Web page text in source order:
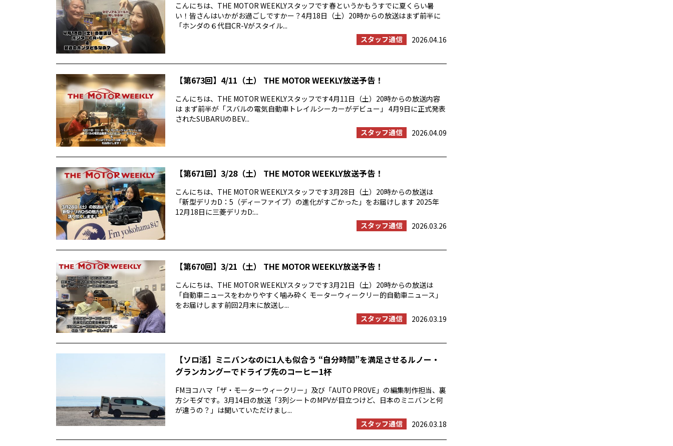
こんにちは、THE MOTOR WEEKLYスタッフです春というかもうすでに夏くらい暑
い！皆さんはいかがお過ごしですかー？4月18日（土）20時からの放送はまず前半に
「ホンダの６代目CR-Vがスタイル...
スタッフ通信
2026.04.16
【第673回】4/11（土） THE MOTOR WEEKLY放送予告！
こんにちは、THE MOTOR WEEKLYスタッフです4月11日（土）20時からの放送内容
は まず前半が「スバルの電気自動車トレイルシーカーがデビュー」 4月9日に正式発表
されたSUBARUのBEV...
スタッフ通信
2026.04.09
【第671回】3/28（土） THE MOTOR WEEKLY放送予告！
こんにちは、THE MOTOR WEEKLYスタッフです3月28日（土）20時からの放送は
「新型デリカD：5（ディーファイブ）の進化がすごかった」をお届けします 2025年
12月18日に三菱デリカD:...
スタッフ通信
2026.03.26
【第670回】3/21（土） THE MOTOR WEEKLY放送予告！
こんにちは、THE MOTOR WEEKLYスタッフです3月21日（土）20時からの放送は
「自動車ニュースをわかりやすく噛み砕く モーターウィークリー的自動車ニュース」
をお届けします前回2月末に放送し...
スタッフ通信
2026.03.19
【ソロ活】ミニバンなのに1人も似合う “自分時間”を満足させるルノー・
グランカングーでドライブ先のコーヒー1杯
FMヨコハマ「ザ・モーターウィークリー」及び「AUTO PROVE」の編集制作担当、裏
方シモダです。3月14日の放送「3列シートのMPVが目立つけど、日本のミニバンと何
が違うの？」は聞いていただけまし...
スタッフ通信
2026.03.18